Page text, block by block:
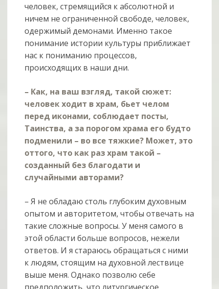
человек, стремящийся к абсолютной и
ничем не ограниченной свободе, человек,
одержимый демонами. Именно такое
понимание истории культуры приближает
нас к пониманию процессов,
происходящих в наши дни.
– Как, на ваш взгляд, такой сюжет:
человек ходит в храм, бьет челом
перед иконами, соблюдает посты,
Таинства, а за порогом храма его будто
подменили – во все тяжкие? Может, это
оттого, что как раз храм такой –
созданный без благодати и
случайными авторами?
– Я не обладаю столь глубоким духовным
опытом и авторитетом, чтобы отвечать на
такие сложные вопросы. У меня самого в
этой области больше вопросов, нежели
ответов. И я стараюсь обращаться с ними
к людям, стоящим на духовной лествице
выше меня. Однако позволю себе
предположить, что литургическое